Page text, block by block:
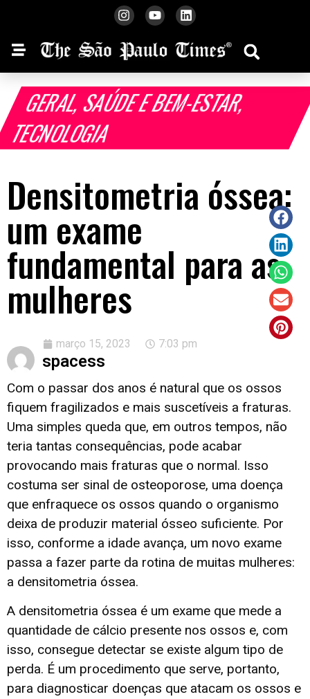
GERAL
,SAÚDE E BEM-ESTAR
,
TECNOLOGIA
Densitometria óssea:
um exame
fundamental para as
mulheres
spacess
março 15, 2023 7:03 pm
Com o passar dos anos é natural que os ossos
fiquem fragilizados e mais suscetíveis a fraturas.
Uma simples queda que, em outros tempos, não
teria tantas consequências, pode acabar
provocando mais fraturas que o normal. Isso
costuma ser sinal de osteoporose, uma doença
que enfraquece os ossos quando o organismo
deixa de produzir material ósseo suficiente. Por
isso, conforme a idade avança, um novo exame
passa a fazer parte da rotina de muitas mulheres:
a densitometria óssea.
A densitometria óssea é um exame que mede a
quantidade de cálcio presente nos ossos e, com
isso, consegue detectar se existe algum tipo de
perda. É um procedimento que serve, portanto,
para diagnosticar doenças que atacam os ossos e